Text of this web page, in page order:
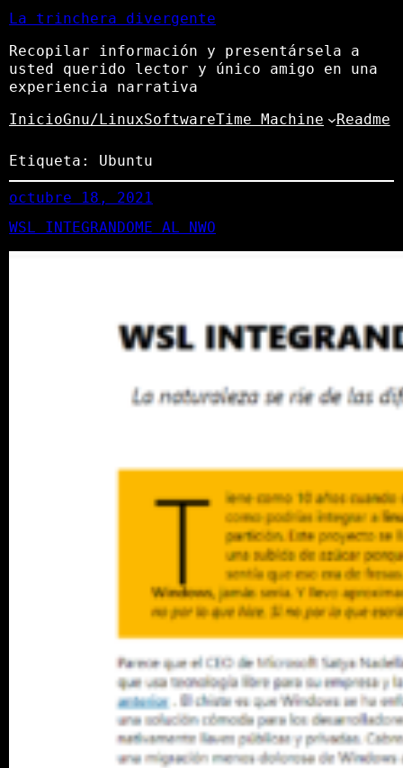
La trinchera divergente
Recopilar información y presentársela a
usted querido lector y único amigo en una
experiencia narrativa
InicioGnu/LinuxSoftwareTime Machine Readme
Etiqueta: Ubuntu
octubre 18, 2021
WSL INTEGRANDOME AL NWO